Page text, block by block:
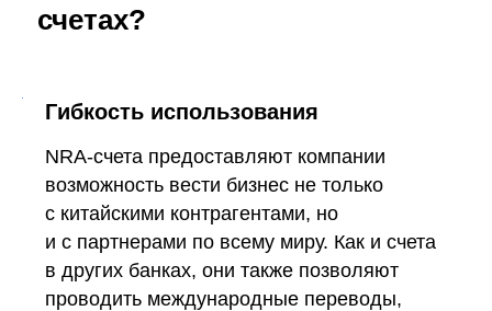
счетах?
Гибкость использования
NRA-счета предоставляют компании
возможность вести бизнес не только
с китайскими контрагентами, но
и с партнерами по всему миру. Как и счета
в других банках, они также позволяют
проводить международные переводы,